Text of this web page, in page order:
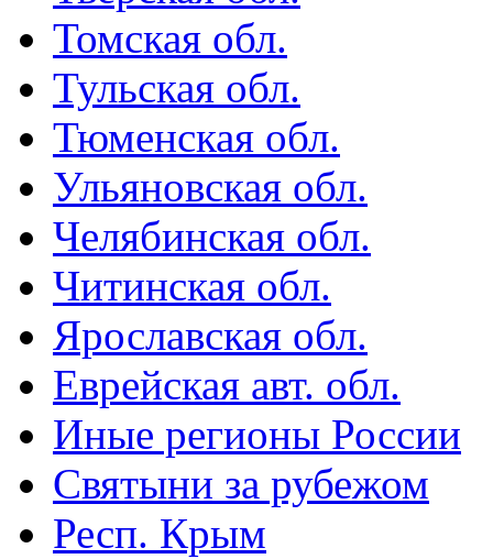
Томская обл.
Тульская обл.
Тюменская обл.
Ульяновская обл.
Челябинская обл.
Читинская обл.
Ярославская обл.
Еврейская авт. обл.
Иные регионы России
Святыни за рубежом
Респ. Крым